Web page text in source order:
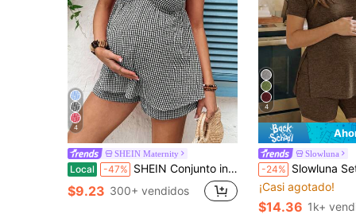
4
SHEIN Maternity
Local -47% SHEIN Conjunto informal de 2 piezas de top de camisola fruncido a cuadros y shorts con cintura ajustable para maternidad
$9.23 300+ vendidos
4
Slowluna
-24% Slowluna Set de 2 piezas de camiseta de manga corta con cuello redondo
¡Casi agotado!
$14.36 1k+